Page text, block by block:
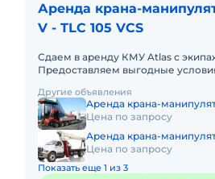
Аренда крана-
V - TLC 105 VCS
Сдаем в аренду КМУ Atlas с
Предоставляем выгодные
спецтехники мы готовы п
Другие объявления
Аренда крана-
Цена по запросу
Аренда крана-
Цена по запросу
Показать еще 1 из 3